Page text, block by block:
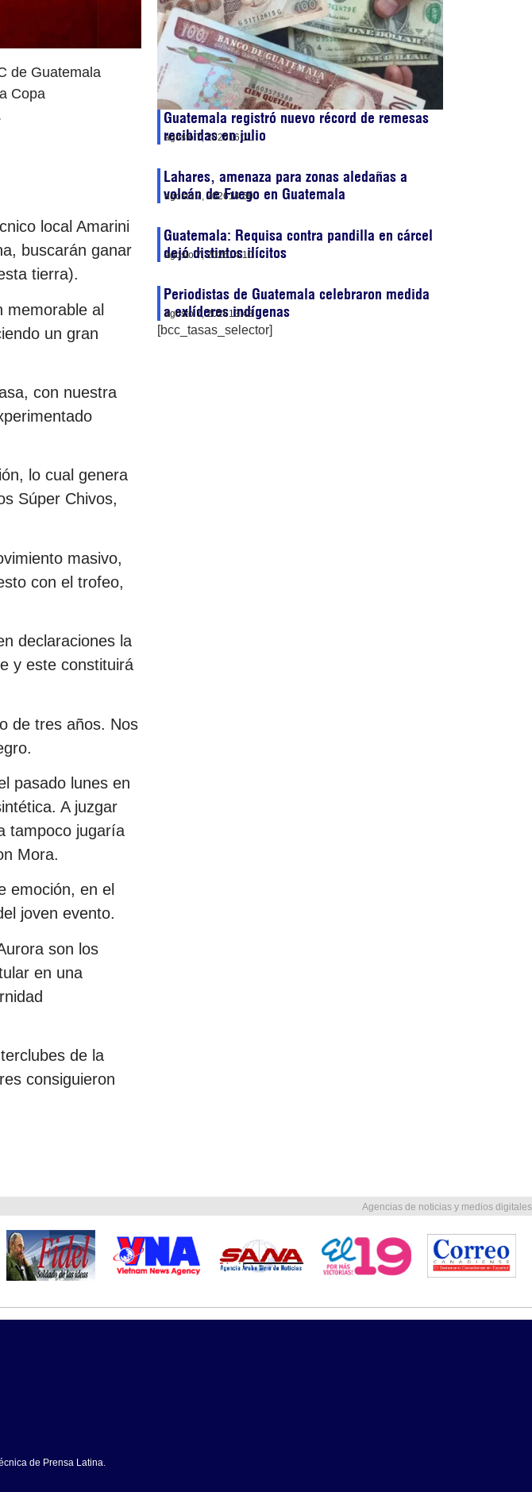
de Guatemala
Copa
local Amarini
buscarán ganar
tierra).
memorable al
un gran
con nuestra
lo cual genera
Súper Chivos,
masivo,
con el trofeo,
declaraciones la
y este constituirá
de tres años. Nos
pasado lunes en
A juzgar
tampoco jugaría
Mora.
emoción, en el
joven evento.
son los
en una
de la
consiguieron
Guatemala registró nuevo récord de remesas
recibidas en julio
agosto 7, 202616:11
Lahares, amenaza para zonas aledañas a
volcán de Fuego en Guatemala
agosto 7, 202614:59
Guatemala: Requisa contra pandilla en cárcel
dejó distintos ilícitos
agosto 7, 202614:10
Periodistas de Guatemala celebraron medida
a exlíderes indígenas
agosto 7, 202613:43
[bcc_tasas_selector]
Agencias de noticias y medios digitales
de Prensa Latina.